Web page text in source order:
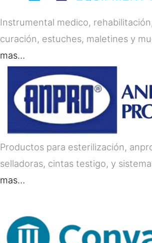
Instrumental medico,
curación, estuches, maletines y
mas…
Productos para esterilización,
selladoras, cintas testigo, y
mas…